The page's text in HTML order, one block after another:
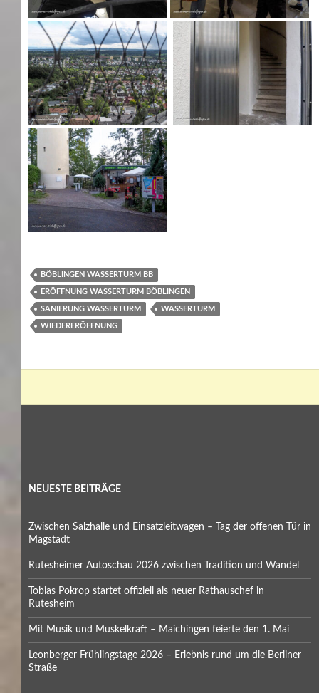
BÖBLINGEN WASSERTURM BB
ERÖFFNUNG WASSERTURM BÖBLINGEN
SANIERUNG WASSERTURM WASSERTURM
WIEDERERÖFFNUNG
NEUESTE BEITRÄGE
Zwischen Salzhalle und Einsatzleitwagen – Tag der offenen Tür in
Magstadt
Rutesheimer Autoschau 2026 zwischen Tradition und Wandel
Tobias Pokrop startet offiziell als neuer Rathauschef in
Rutesheim
Mit Musik und Muskelkraft – Maichingen feierte den 1. Mai
Leonberger Frühlingstage 2026 – Erlebnis rund um die Berliner
Straße